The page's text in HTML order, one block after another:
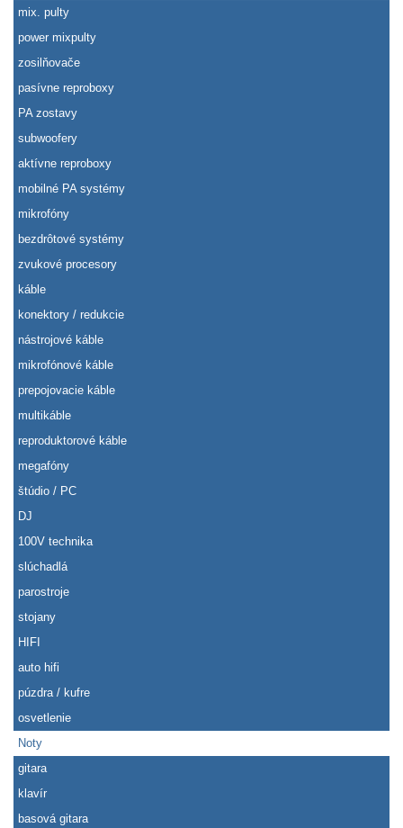
mix. pulty
power mixpulty
zosilňovače
pasívne reproboxy
PA zostavy
subwoofery
aktívne reproboxy
mobilné PA systémy
mikrofóny
bezdrôtové systémy
zvukové procesory
káble
konektory / redukcie
nástrojové káble
mikrofónové káble
prepojovacie káble
multikáble
reproduktorové káble
megafóny
štúdio / PC
DJ
100V technika
slúchadlá
parostroje
stojany
HIFI
auto hifi
púzdra / kufre
osvetlenie
Noty
gitara
klavír
basová gitara